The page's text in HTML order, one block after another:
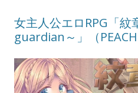
女主人公エロRPG「
guardian～」（